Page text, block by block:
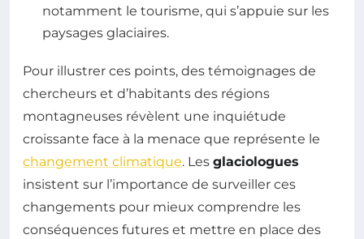
notamment le tourisme, qui s’appuie sur les
paysages glaciaires.
Pour illustrer ces points, des témoignages de
chercheurs et d’habitants des régions
montagneuses révèlent une inquiétude
croissante face à la menace que représente le
changement climatique. Les glaciologues
insistent sur l’importance de surveiller ces
changements pour mieux comprendre les
conséquences futures et mettre en place des